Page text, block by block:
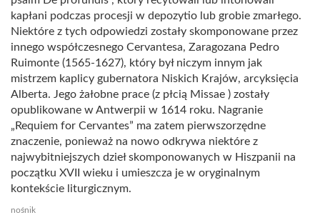
kapłani podczas procesji w depozytio lub grobie zmarłego.
Niektóre z tych odpowiedzi zostały skomponowane przez
innego współczesnego Cervantesa, Zaragozana Pedro
Ruimonte (1565-1627), który był niczym innym jak
mistrzem kaplicy gubernatora Niskich Krajów, arcyksięcia
Alberta. Jego żałobne prace (z płcią Missae ) zostały
opublikowane w Antwerpii w 1614 roku. Nagranie
„Requiem for Cervantes” ma zatem pierwszorzędne
znaczenie, ponieważ na nowo odkrywa niektóre z
najwybitniejszych dzieł skomponowanych w Hiszpanii na
początku XVII wieku i umieszcza je w oryginalnym
kontekście liturgicznym.
nośnik